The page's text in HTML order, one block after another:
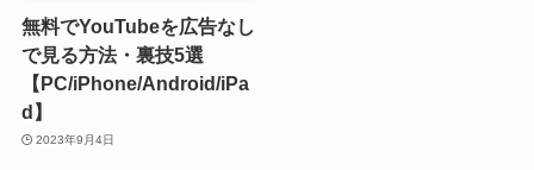
無料でYouTubeを広告なし
で見る方法・裏技5選
【PC/iPhone/Android/iPa
d】
2023年9月4日